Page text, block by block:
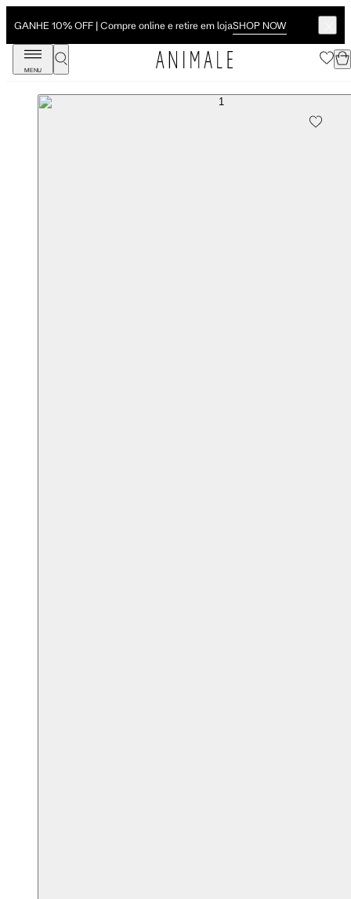
GANHE 10% OFF | Compre online e retire em lojaSHOP NOW
MENU